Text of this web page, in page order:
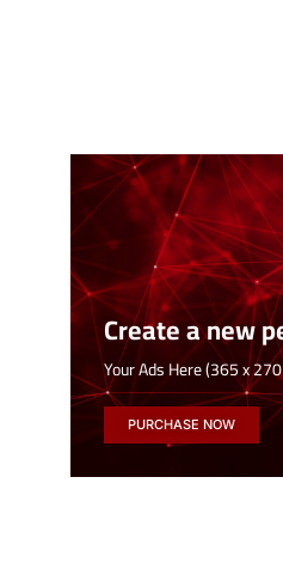
Create a new
Your Ads Here (365 x
PURCHASE NOW